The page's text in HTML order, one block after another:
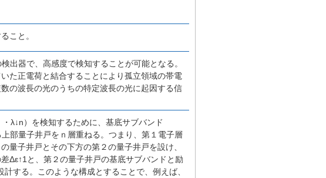
こと。
出器で、高感度で検知することが可能となる。
た正電荷と結合することにより孤立領域の帯電
の波長の光のうちの特定波長の光に起因する信
λ↓n）を検知するために、基底サブバンド
部量子井戸をｎ層重ねる。つまり、第１電子層
量子井戸とその下方の第２の量子井戸を設け、
Δε↑1と、第２の量子井戸の基底サブバンドと励
する。このような構成とすることで、例えば、